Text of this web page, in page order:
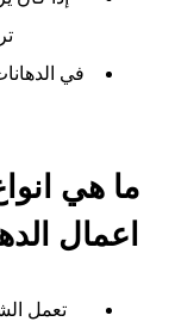
في
ما هي
اعمال
تعمل